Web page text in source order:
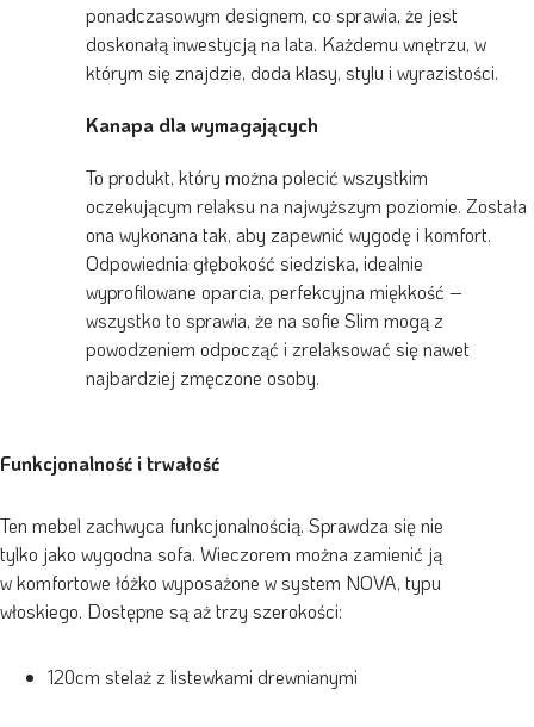
ponadczasowym designem, co sprawia, że jest
doskonałą inwestycją na lata. Każdemu wnętrzu, w
którym się znajdzie, doda klasy, stylu i wyrazistości.
Kanapa dla wymagających
To produkt, który można polecić wszystkim
oczekującym relaksu na najwyższym poziomie. Została
ona wykonana tak, aby zapewnić wygodę i komfort.
Odpowiednia głębokość siedziska, idealnie
wyprofilowane oparcia, perfekcyjna miękkość –
wszystko to sprawia, że na sofie Slim mogą z
powodzeniem odpocząć i zrelaksować się nawet
najbardziej zmęczone osoby.
Funkcjonalność i trwałość
Ten mebel zachwyca funkcjonalnością. Sprawdza się nie
tylko jako wygodna sofa. Wieczorem można zamienić ją
w komfortowe łóżko wyposażone w system NOVA, typu
włoskiego. Dostępne są aż trzy szerokości:
120cm stelaż z listewkami drewnianymi